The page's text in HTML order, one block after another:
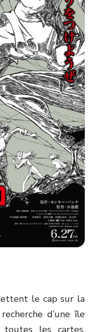
le capsur la
recherche d’uneîle
toutes les cartes.